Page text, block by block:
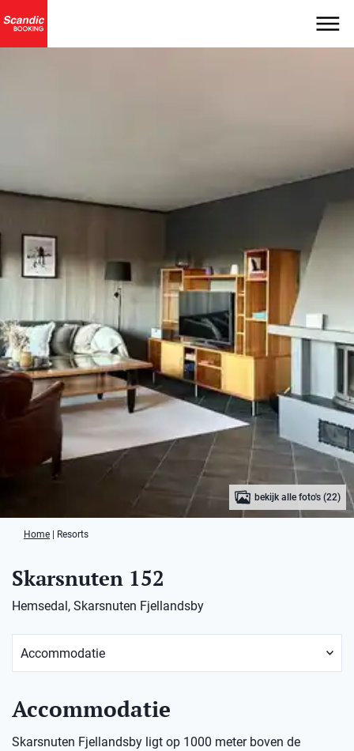
bekijk alle foto's (22)
Home Resorts
Skarsnuten 152
Hemsedal, Skarsnuten Fjellandsby
Accommodatie
Skarsnuten Fjellandsby ligt op 1000 meter boven de